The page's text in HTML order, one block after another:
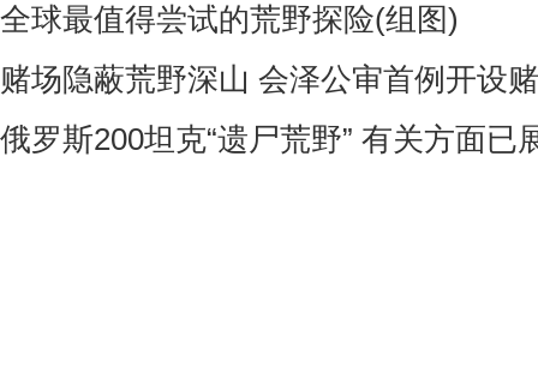
全球最值得尝试的荒野探险(组图)
赌场隐蔽荒野深山 会泽公审首例开设
俄罗斯200坦克“遗尸荒野” 有关方面已